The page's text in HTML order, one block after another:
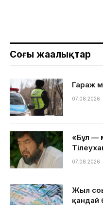
Соңғы жаңалықтар
Гараж
07.08.2026
«Бұл —
07.08.2026
Жыл
қандай